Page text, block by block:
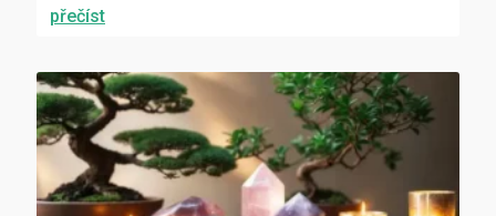
přečíst